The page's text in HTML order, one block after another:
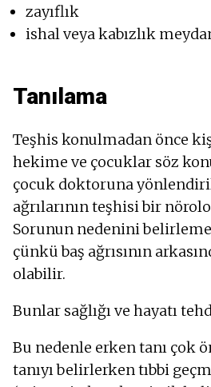
zayıflık
ishal veya kabızlık
Tanılama
Teşhis konulmadan önce
hekime ve çocuklar söz
çocuk doktoruna
ağrılarının teşhisi bir
Sorunun nedenini
çünkü baş ağrısının
olabilir.
Bunlar sağlığı ve hayatı
Bu nedenle erken tanı çok
tanıyı belirlerken tıbbi